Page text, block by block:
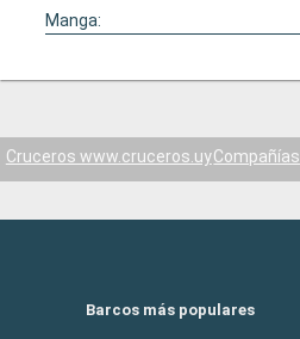
Manga:
Cruceros www.cruceros.uyCompañías
Barcos más populares